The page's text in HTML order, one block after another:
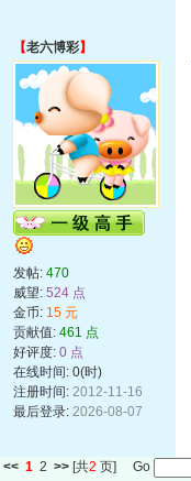
【老六博彩】
发帖: 470
威望: 524 点
金币: 15 元
贡献值: 461 点
好评度: 0 点
在线时间: 0(时)
注册时间: 2012-11-16
最后登录: 2026-08-07
<< 1 2 >> [共2 页] Go